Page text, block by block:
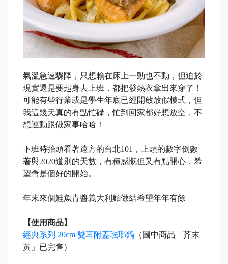
氣溫急速驟降，只想賴在床上一動也不動，但迫於
現實還是要起身去上班，都把發熱衣拿出來穿了！
可能有些行業或是學生年底已經開啟放假模式，但
我這幾天真的有點忙碌，忙到回家都好想放空，不
想運動跟做家事哈哈！
下班時抬頭看著遠方的台北101，上頭的數字倒數
著與2020道別的天數，有種感慨但又有點開心，希
望會是個好的開始。
年末來個鮭魚青醬義大利麵做結希望年年有餘
【使用商品】
經典系列 20cm 雙耳附蓋琺瑯鍋 （圖中商品「芥末
黃」已完售）